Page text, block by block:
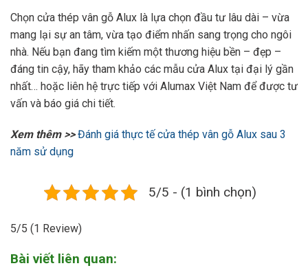
Chọn cửa thép vân gỗ Alux là lựa chọn đầu tư lâu dài – vừa
mang lại sự an tâm, vừa tạo điểm nhấn sang trọng cho ngôi
nhà. Nếu bạn đang tìm kiếm một thương hiệu bền – đẹp –
đáng tin cậy, hãy tham khảo các mẫu cửa Alux tại đại lý gần
nhất… hoặc liên hệ trực tiếp với Alumax Việt Nam để được tư
vấn và báo giá chi tiết.
Xem thêm >>Đánh giá thực tế cửa thép vân gỗ Alux sau 3
năm sử dụng
5/5 - (1 bình chọn)
5/5 (1 Review)
Bài viết liên quan: